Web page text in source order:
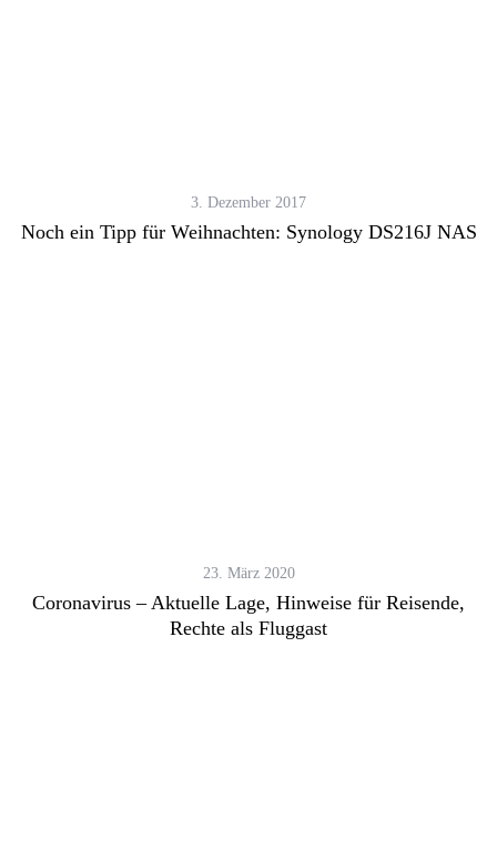
3. Dezember 2017
Noch ein Tipp für Weihnachten: Synology DS216J NAS
23. März 2020
Coronavirus – Aktuelle Lage, Hinweise für Reisende,
Rechte als Fluggast